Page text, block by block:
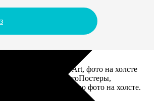
картины Dream-Art, фото на холсте
ФотоМозаику, ФотоПостеры,
напишем портрет по фото на холсте.